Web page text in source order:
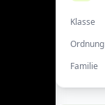
Klasse
Ordnung
Familie